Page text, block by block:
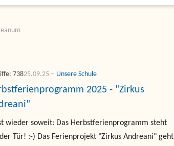
2025 - "Zirkus
wieder soweit: Das Herbstferienprogramm steht
Tür! :-) Das Ferienprojekt "Zirkus Andreani" geht
Unsere Schule
25.09.25
738